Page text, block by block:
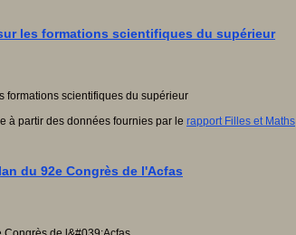
les formations scientifiques du supérieur
à partir des données fournies par le rapport Filles et Maths
du 92e Congrès de l'Acfas